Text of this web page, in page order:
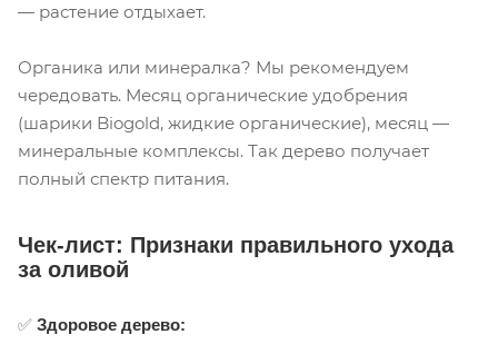
— растение отдыхает.
Органика или минералка? Мы рекомендуем
чередовать. Месяц органические удобрения
(шарики Biogold, жидкие органические), месяц —
минеральные комплексы. Так дерево получает
полный спектр питания.
Чек-лист: Признаки правильного ухода
за оливой
✅ Здоровое дерево: